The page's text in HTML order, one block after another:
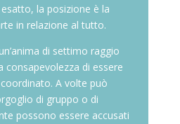
la posizione è la
in relazione al tutto.
di settimo raggio
consapevolezza di essere
A volte può
di gruppo o di
possono essere accusati